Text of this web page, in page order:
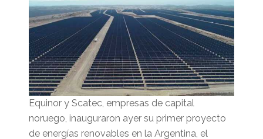
Equinor y Scatec, empresas de capital
noruego, inauguraron ayer su primer proyecto
de energías renovables en la Argentina, el